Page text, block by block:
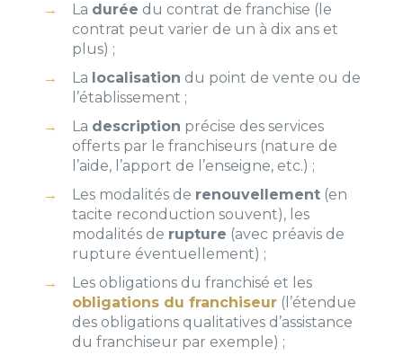
La durée du contrat de franchise (le
contrat peut varier de un à dix ans et
plus) ;
La localisation du point de vente ou de
l’établissement ;
La description précise des services
offerts par le franchiseurs (nature de
l’aide, l’apport de l’enseigne, etc.) ;
Les modalités de renouvellement(en
tacite reconduction souvent), les
modalités de rupture (avec préavis de
rupture éventuellement) ;
Les obligations du franchisé et les
obligations du franchiseur(l’étendue
des obligations qualitatives d’assistance
du franchiseur par exemple) ;